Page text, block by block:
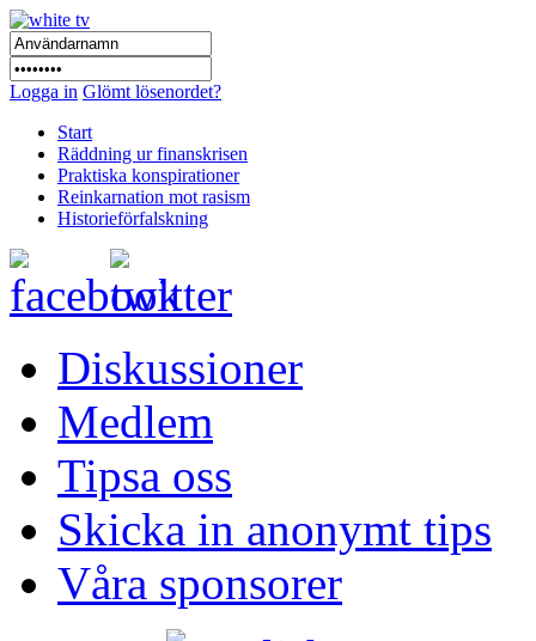
Logga in Glömt lösenordet?
Start
Räddning ur finanskrisen
Praktiska konspirationer
Reinkarnation mot rasism
Historieförfalskning
Diskussioner
Medlem
Tipsa oss
Skicka in anonymt tips
Våra sponsorer